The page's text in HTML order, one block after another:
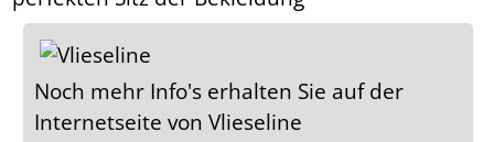
Noch mehr Info's erhalten Sie auf der
Internetseite von Vlieseline